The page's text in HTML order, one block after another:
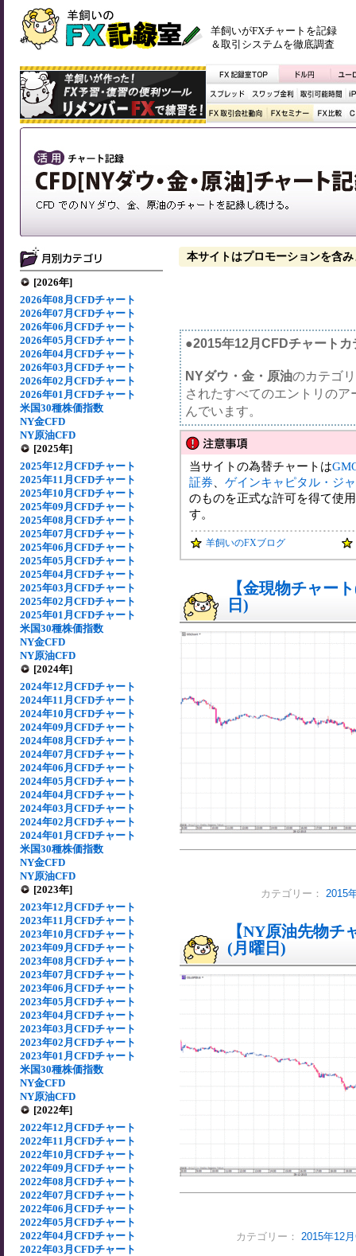
羊飼いがFXチャートを記録
＆取引システムを徹底調査
[2026年]
2026年08月CFDチャート
2026年07月CFDチャート
2026年06月CFDチャート
2026年05月CFDチャート
2026年04月CFDチャート
2026年03月CFDチャート
2026年02月CFDチャート
2026年01月CFDチャート
米国30種株価指数
NY金CFD
NY原油CFD
[2025年]
2025年12月CFDチャート
2025年11月CFDチャート
2025年10月CFDチャート
2025年09月CFDチャート
2025年08月CFDチャート
2025年07月CFDチャート
2025年06月CFDチャート
2025年05月CFDチャート
2025年04月CFDチャート
2025年03月CFDチャート
2025年02月CFDチャート
2025年01月CFDチャート
米国30種株価指数
NY金CFD
NY原油CFD
[2024年]
2024年12月CFDチャート
2024年11月CFDチャート
2024年10月CFDチャート
2024年09月CFDチャート
2024年08月CFDチャート
2024年07月CFDチャート
2024年06月CFDチャート
2024年05月CFDチャート
2024年04月CFDチャート
2024年03月CFDチャート
2024年02月CFDチャート
2024年01月CFDチャート
米国30種株価指数
NY金CFD
NY原油CFD
[2023年]
2023年12月CFDチャート
2023年11月CFDチャート
2023年10月CFDチャート
2023年09月CFDチャート
2023年08月CFDチャート
2023年07月CFDチャート
2023年06月CFDチャート
2023年05月CFDチャート
2023年04月CFDチャート
2023年03月CFDチャート
2023年02月CFDチャート
2023年01月CFDチャート
米国30種株価指数
NY金CFD
NY原油CFD
[2022年]
2022年12月CFDチャート
2022年11月CFDチャート
2022年10月CFDチャート
2022年09月CFDチャート
2022年08月CFDチャート
2022年07月CFDチャート
2022年06月CFDチャート
2022年05月CFDチャート
2022年04月CFDチャート
2022年03月CFDチャート
本サイトはプロモーションを含み
●2015年12月CFDチャートカ
NYダウ・金・原油のカテゴリ
されたすべてのエントリの
んでいます。
当サイトの為替チャートは
証券
ゲインキャピタル・ジ
のものを正式な許可を得て使
す。
羊飼いのFXブログ
【金現物チャー
日)
カテゴリー： 2015
【NY原油先物チ
(月曜日)
カテゴリー： 2015年12